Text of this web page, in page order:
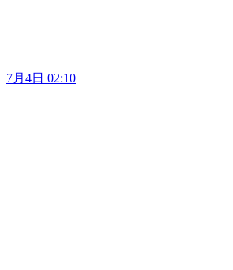
7月4日 02:10